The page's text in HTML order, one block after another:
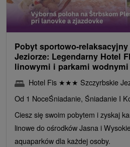
Pobyt sportowo-
Jeziorze: Legendarny Hotel
linowymi i parkami
Hotel Fis ★★★ Szczyrbskie
Od 1 NoceŚniadanie, Śniadanie I
Ciesz się swoim pobytem i zyskaj
linowe do ośrodków Jasna i
aquaparków dla każdej osoby.